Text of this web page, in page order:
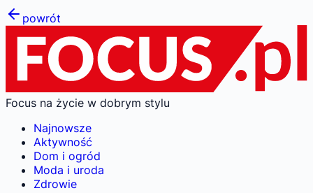
powrót
Focus na życie w dobrym stylu
Najnowsze
Aktywność
Dom i ogród
Moda i uroda
Zdrowie